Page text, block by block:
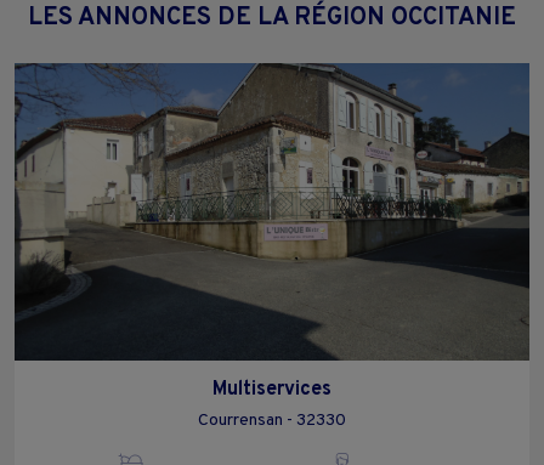
LES ANNONCES DE LA RÉGION OCCITANIE
Multiservices
Courrensan - 32330